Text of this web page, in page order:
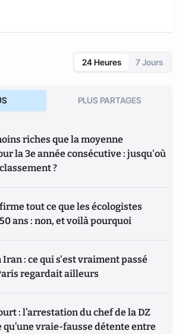
24 Heures 7 Jours
PLUS PARTAGES
riches que la moyenne
la 3e année consécutive : jusqu'où
?
tout ce que les écologistes
ans : non, et voilà pourquoi
Iran : ce qui s'est vraiment passé
regardait ailleurs
: l’arrestation du chef de la DZ
qu’une vraie-fausse détente entre